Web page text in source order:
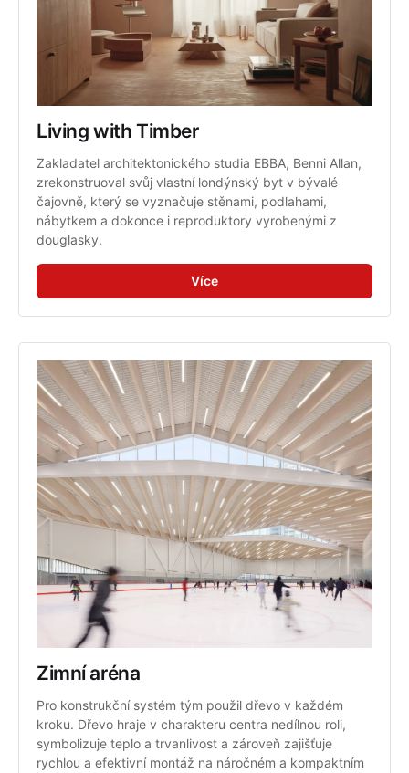
Living with Timber
Zakladatel architektonického studia EBBA, Benni Allan,
zrekonstruoval svůj vlastní londýnský byt v bývalé
čajovně, který se vyznačuje stěnami, podlahami,
nábytkem a dokonce i reproduktory vyrobenými z
douglasky.
Více
Zimní aréna
Pro konstrukční systém tým použil dřevo v každém
kroku. Dřevo hraje v charakteru centra nedílnou roli,
symbolizuje teplo a trvanlivost a zároveň zajišťuje
rychlou a efektivní montáž na náročném a kompaktním